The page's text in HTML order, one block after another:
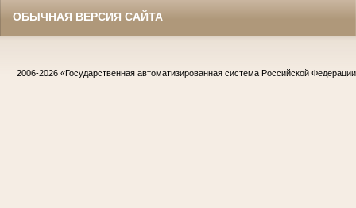
ОБЫЧНАЯ ВЕРСИЯ САЙТА
2006-2026 «Государственная автоматизированная система Российской